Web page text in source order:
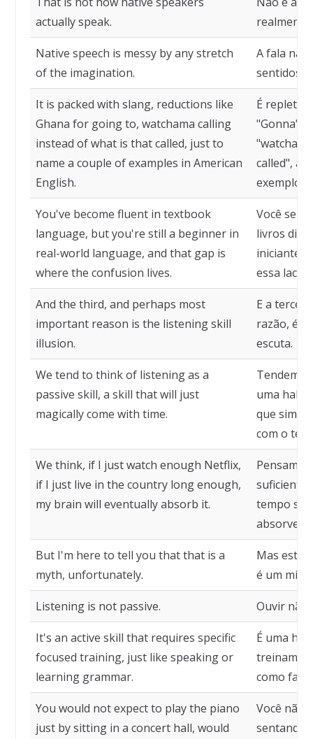
actually speak.
realmente
Native speech is messy by any stretch
of the imagination.
A fala
sentidos
It is packed with slang, reductions like
Ghana for going to, watchama calling
instead of what is that called, just to
name a couple of examples in American
English.
É repleta
"Gonna"
called",
exemplos
You've become fluent in textbook
language, but you're still a beginner in
real-world language, and that gap is
where the confusion lives.
Você se
livros
iniciante
essa
And the third, and perhaps most
important reason is the listening skill
illusion.
E a
razão, é a
escuta.
We tend to think of listening as a
passive skill, a skill that will just
magically come with time.
uma
que
com o
We think, if I just watch enough Netflix,
if I just live in the country long enough,
my brain will eventually absorb it.
tempo
But I'm here to tell you that that is a
myth, unfortunately.
Mas
é um
Listening is not passive. Ouvir não
It's an active skill that requires specific
focused training, just like speaking or
learning grammar.
É uma
como
You would not expect to play the piano
just by sitting in a concert hall, would
Você não
sentando